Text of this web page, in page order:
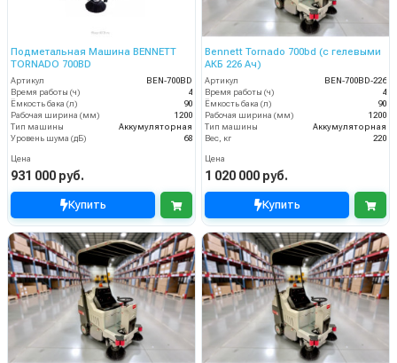
Подметальная Машина BENNETT
TORNADO 700BD
Артикул
BEN-700BD
Время работы (ч)
4
Ёмкость бака (л)
90
Рабочая ширина (мм)
1200
Тип машины
Аккумуляторная
Уровень шума (дБ)
68
Цена
931 000 руб.
Купить
Bennett Tornado 700bd (с гелевыми
АКБ 226 Ач)
Артикул
BEN-700BD-226
Время работы (ч)
4
Ёмкость бака (л)
90
Рабочая ширина (мм)
1200
Тип машины
Аккумуляторная
Вес, кг
220
Цена
1 020 000 руб.
Купить